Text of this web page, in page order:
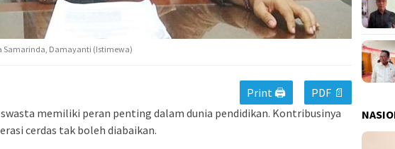
Samarinda, Damayanti (Istimewa)
Print 🖨
PDF 📄
swasta memiliki peran penting dalam dunia pendidikan. Kontribusinya
cerdas tak boleh diabaikan.